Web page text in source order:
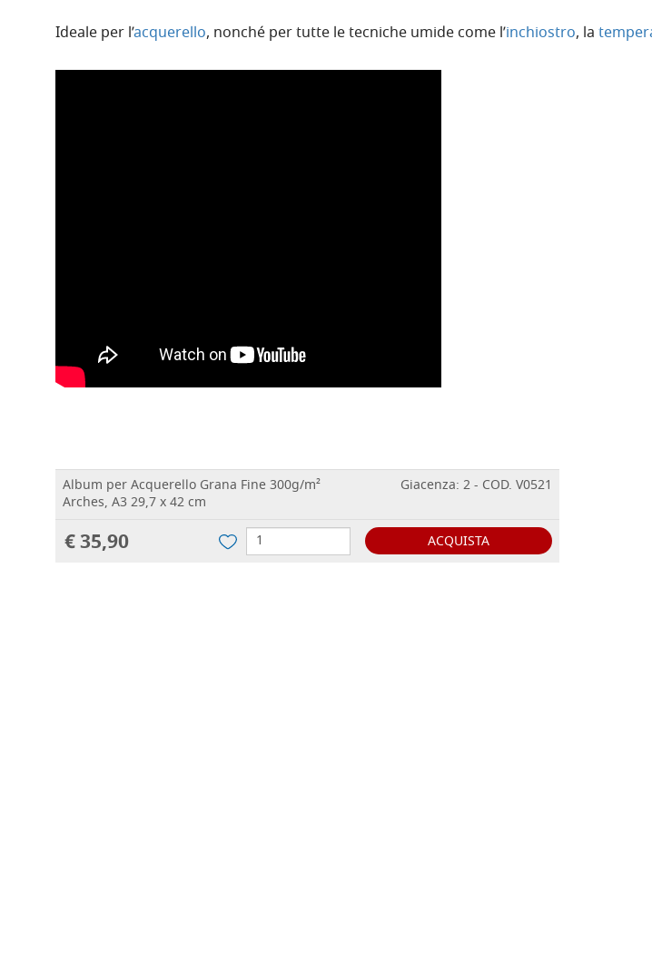
Ideale per l’acquerello, nonché per tutte le tecniche umide come l’inchiostro, la
Album per Acquerello Grana Fine 300g/m²
Arches, A3 29,7 x 42 cm
Giacenza: 2 - COD. V0521
€ 35,90 ACQUISTA